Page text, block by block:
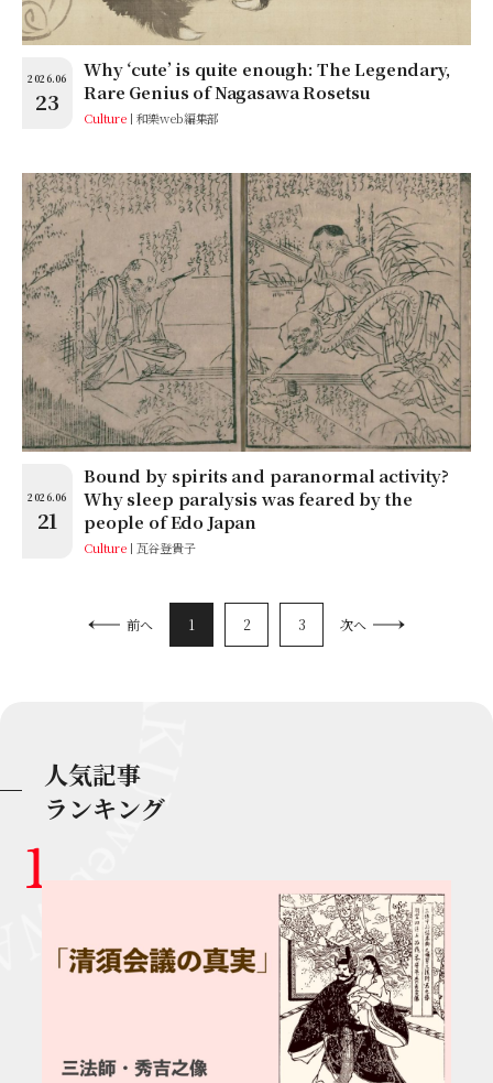
2026.06
23
Why ‘cute’ is quite enough: The Legendary,
Rare Genius of Nagasawa Rosetsu
Culture 和樂web編集部
2026.06
21
Bound by spirits and paranormal activity?
Why sleep paralysis was feared by the
people of Edo Japan
Culture 瓦谷登貴子
前へ 1 2 3 次へ
人気記事
ランキング